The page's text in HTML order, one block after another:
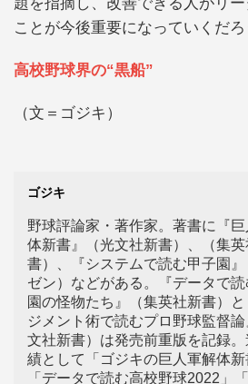
ことが今後重要になっていくだろ
高校野球界の“黒船”
（文＝ゴジキ）
ゴジキ
野球評論家・著作家。著書に『
体新書』（光文社新書）、（集
書）、『システムで読む甲子園』
ゼン）などがある。『データで読
園の怪物たち』（集英社新書）
ジメント術で読むプロ野球監督
文社新書）は発売前重版を記録。
績として「ゴジキの巨人軍解体新
「データで読む高校野球2022」